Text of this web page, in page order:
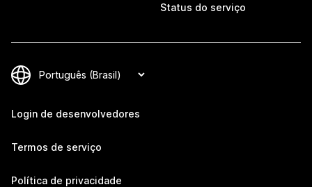
Status do serviço
Login de desenvolvedores
Termos de serviço
Política de privacidade